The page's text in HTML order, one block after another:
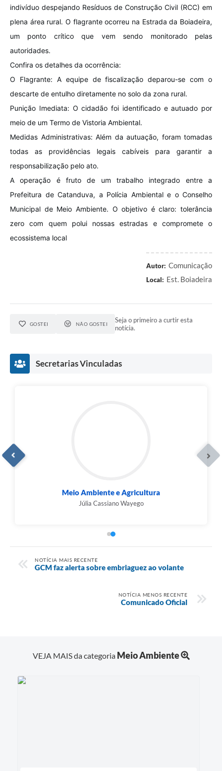
Jornal
Agenda
Diário Oficial
Contato
indivíduo despejando Resíduos de Construção Civil (RCC) em
plena área rural. O flagrante ocorreu na Estrada da Boiadeira,
um ponto crítico que vem sendo monitorado pelas
autoridades.
Confira os detalhes da ocorrência:
O Flagrante: A equipe de fiscalização deparou-se com o
descarte de entulho diretamente no solo da zona rural.
Punição Imediata: O cidadão foi identificado e autuado por
meio de um Termo de Vistoria Ambiental.
Medidas Administrativas: Além da autuação, foram tomadas
todas as providências legais cabíveis para garantir a
responsabilização pelo ato.
A operação é fruto de um trabalho integrado entre a
Prefeitura de Catanduva, a Polícia Ambiental e o Conselho
Municipal de Meio Ambiente. O objetivo é claro: tolerância
zero com quem polui nossas estradas e compromete o
ecossistema local
Autor: Comunicação
Local: Est. Boiadeira
GOSTEI NÃO GOSTEI
Seja o primeiro a curtir esta
notícia.
Secretarias Vinculadas
Guarda Civil Municipal
Jeferson Henrique Rodrigues
NOTÍCIA MAIS RECENTE
GCM faz alerta sobre embriaguez ao volante
NOTÍCIA MENOS RECENTE
Comunicado Oficial
VEJA MAIS da categoria Meio Ambiente